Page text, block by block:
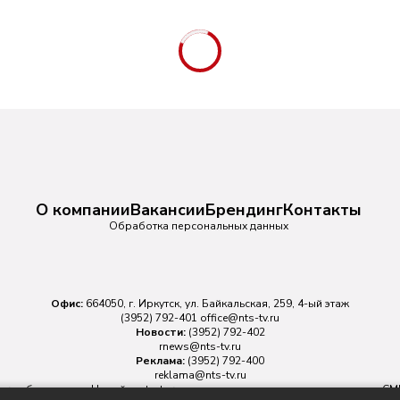
О компанииВакансииБрендингКонтакты
Обработка персональных данных
Офис: 664050, г. Иркутск, ул. Байкальская, 259, 4-ый этаж
(3952) 792-401 office@nts-tv.ru
Новости: (3952) 792-402
rnews@nts-tv.ru
Реклама: (3952) 792-400
reklama@nts-tv.ru
обязательна. На сайте nts-tv.ru размещаются в том числе материалы